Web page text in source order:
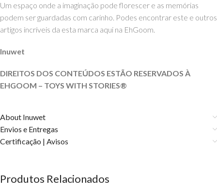
Um espaço onde a imaginação pode florescer e as memórias
podem ser guardadas com carinho. Podes encontrar este e outros
artigos incríveis da esta marca aqui na EhGoom.
Inuwet
DIREITOS DOS CONTEÚDOS ESTÃO RESERVADOS À
EHGOOM – TOYS WITH STORIES®️
About Inuwet
Envios e Entregas
Certificação | Avisos
Produtos Relacionados